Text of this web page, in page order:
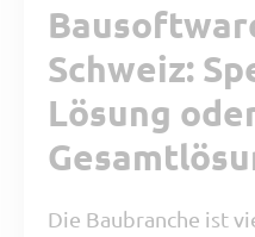
Schweiz:
Lösung
Die Baubranche ist